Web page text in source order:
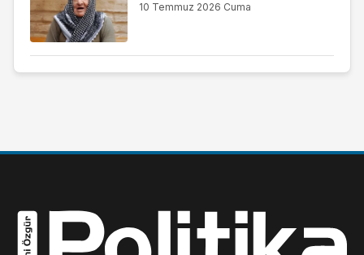
10 Temmuz 2026 Cuma